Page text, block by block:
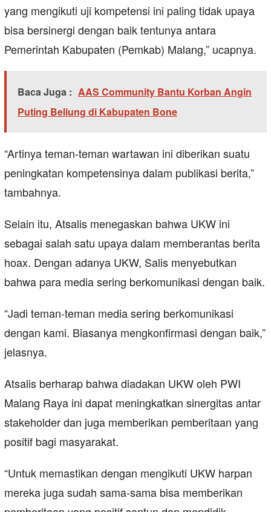
yang mengikuti uji kompetensi ini paling tidak upaya
bisa bersinergi dengan baik tentunya antara
Pemerintah Kabupaten (Pemkab) Malang,” ucapnya.
Baca Juga : AAS Community Bantu Korban Angin
Puting Beliung di Kabupaten Bone
“Artinya teman-teman wartawan ini diberikan suatu
peningkatan kompetensinya dalam publikasi berita,”
tambahnya.
Selain itu, Atsalis menegaskan bahwa UKW ini
sebagai salah satu upaya dalam memberantas berita
hoax. Dengan adanya UKW, Salis menyebutkan
bahwa para media sering berkomunikasi dengan baik.
“Jadi teman-teman media sering berkomunikasi
dengan kami. Biasanya mengkonfirmasi dengan baik,”
jelasnya.
Atsalis berharap bahwa diadakan UKW oleh PWI
Malang Raya ini dapat meningkatkan sinergitas antar
stakeholder dan juga memberikan pemberitaan yang
positif bagi masyarakat.
“Untuk memastikan dengan mengikuti UKW harpan
mereka juga sudah sama-sama bisa memberikan